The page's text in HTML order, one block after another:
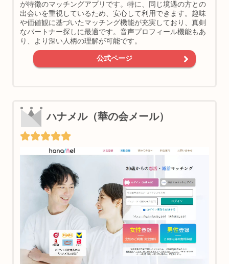
が特徴のマッチングアプリです。特に、同じ境遇の方との
出会いを重視しているため、安心して利用できます。趣味
や価値観に基づいたマッチング機能が充実しており、真剣
なパートナー探しに最適です。音声プロフィール機能もあ
り、より深い人柄の理解が可能です。
公式ページ
ハナメル（華の会メール）